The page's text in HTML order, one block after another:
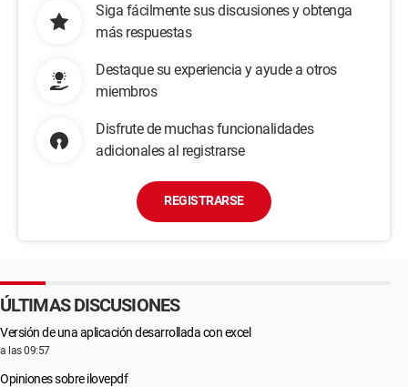
Siga fácilmente sus discusiones y obtenga
más respuestas
Destaque su experiencia y ayude a otros
miembros
Disfrute de muchas funcionalidades
adicionales al registrarse
REGISTRARSE
ÚLTIMAS DISCUSIONES
Versión de una aplicación desarrollada con excel
a las 09:57
Opiniones sobre ilovepdf